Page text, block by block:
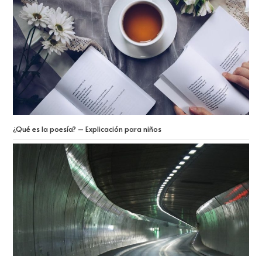
¿Qué es la poesía? – Explicación para niños